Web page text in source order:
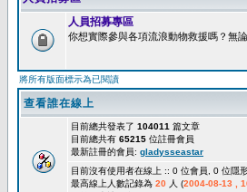
人員招募專區
你想實際參與各項流浪動物救援嗎？無
將所有版面標示為已閱讀
查看誰在線上
目前總共發表了 104011 篇文章
目前總共有 65215 位註冊會員
最新註冊的會員: gladysseastar
目前沒有使用者在線上 :: 0 位會員, 0 位隱
最高線上人數記錄為 20 人 (2004-08-13 ,